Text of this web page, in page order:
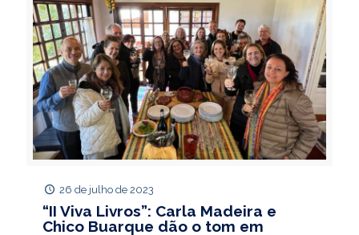
26 de julho de 2023
“II Viva Livros”: Carla Madeira e
Chico Buarque dão o tom em